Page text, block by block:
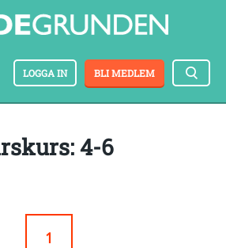
BLI MEDLEM
LOGGA IN
arskurs: 4-6
1